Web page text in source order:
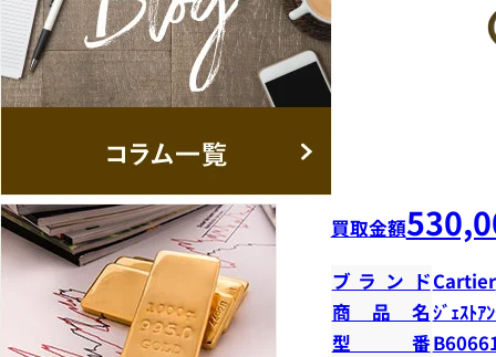
買取金額
ブランドCartier
商品名ｼﾞｪｽﾄｱ
型番